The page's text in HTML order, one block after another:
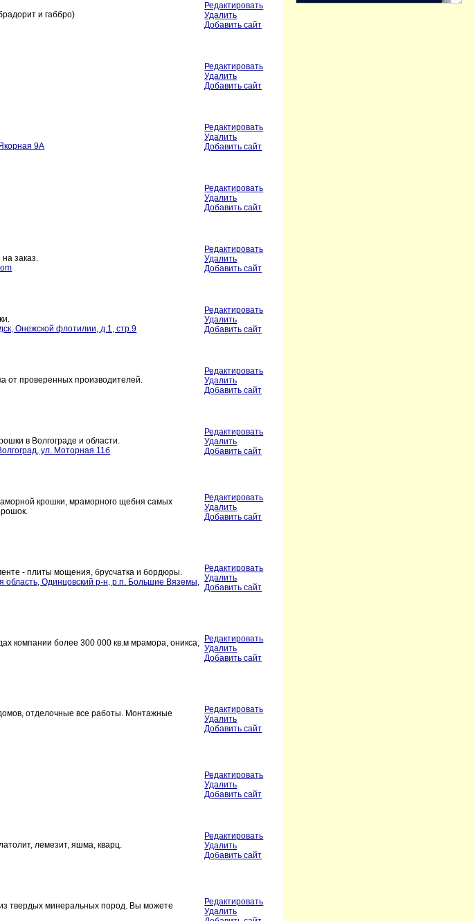
и габбро)
Редактировать
Удалить
Добавить сайт
Редактировать
Удалить
Добавить сайт
9А
Редактировать
Удалить
Добавить сайт
Редактировать
Удалить
Добавить сайт
заказ.
Редактировать
Удалить
Добавить сайт
Онежской флотилии, д.1, стр.9
Редактировать
Удалить
Добавить сайт
от проверенных производителей.
Редактировать
Удалить
Добавить сайт
в Волгограде и области.
ул. Моторная 11б
Редактировать
Удалить
Добавить сайт
крошки, мраморного щебня самых
Редактировать
Удалить
Добавить сайт
- плиты мощения, брусчатка и бордюры.
область, Одинцовский р-н, р.п. Большие Вяземы,
Редактировать
Удалить
Добавить сайт
компании более 300 000 кв.м мрамора, оникса,
Редактировать
Удалить
Добавить сайт
отделочные все работы. Монтажные
Редактировать
Удалить
Добавить сайт
Редактировать
Удалить
Добавить сайт
лемезит, яшма, кварц.
Редактировать
Удалить
Добавить сайт
твердых минеральных пород. Вы можете
Редактировать
Удалить